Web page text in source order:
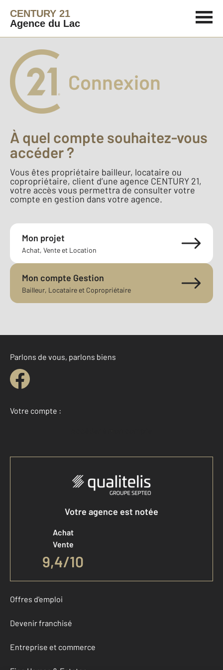
CENTURY 21
Agence du Lac
Connexion
À quel compte souhaitez-vous
accéder ?
Vous êtes propriétaire bailleur, locataire ou
copropriétaire, client d’une agence CENTURY 21,
votre accès vous permettra de consulter votre
compte en gestion dans votre agence.
Mon projet
Achat, Vente et Location
Mon compte Gestion
Bailleur, Locataire et Copropriétaire
Parlons de vous, parlons biens
Votre compte :
Accéder à mon compte
Votre agence est notée
Achat
Vente
9,4/10
Offres d'emploi
Devenir franchisé
Entreprise et commerce